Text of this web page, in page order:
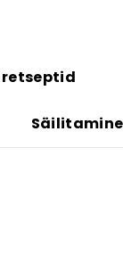
Säilitamine